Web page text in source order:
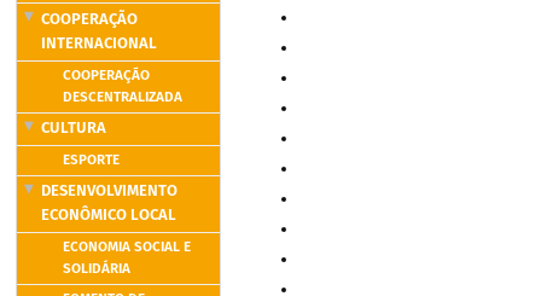
COOPERAÇÃO
INTERNACIONAL
COOPERAÇÃO
DESCENTRALIZADA
CULTURA
ESPORTE
DESENVOLVIMENTO
ECONÔMICO LOCAL
ECONOMIA SOCIAL E
SOLIDÁRIA